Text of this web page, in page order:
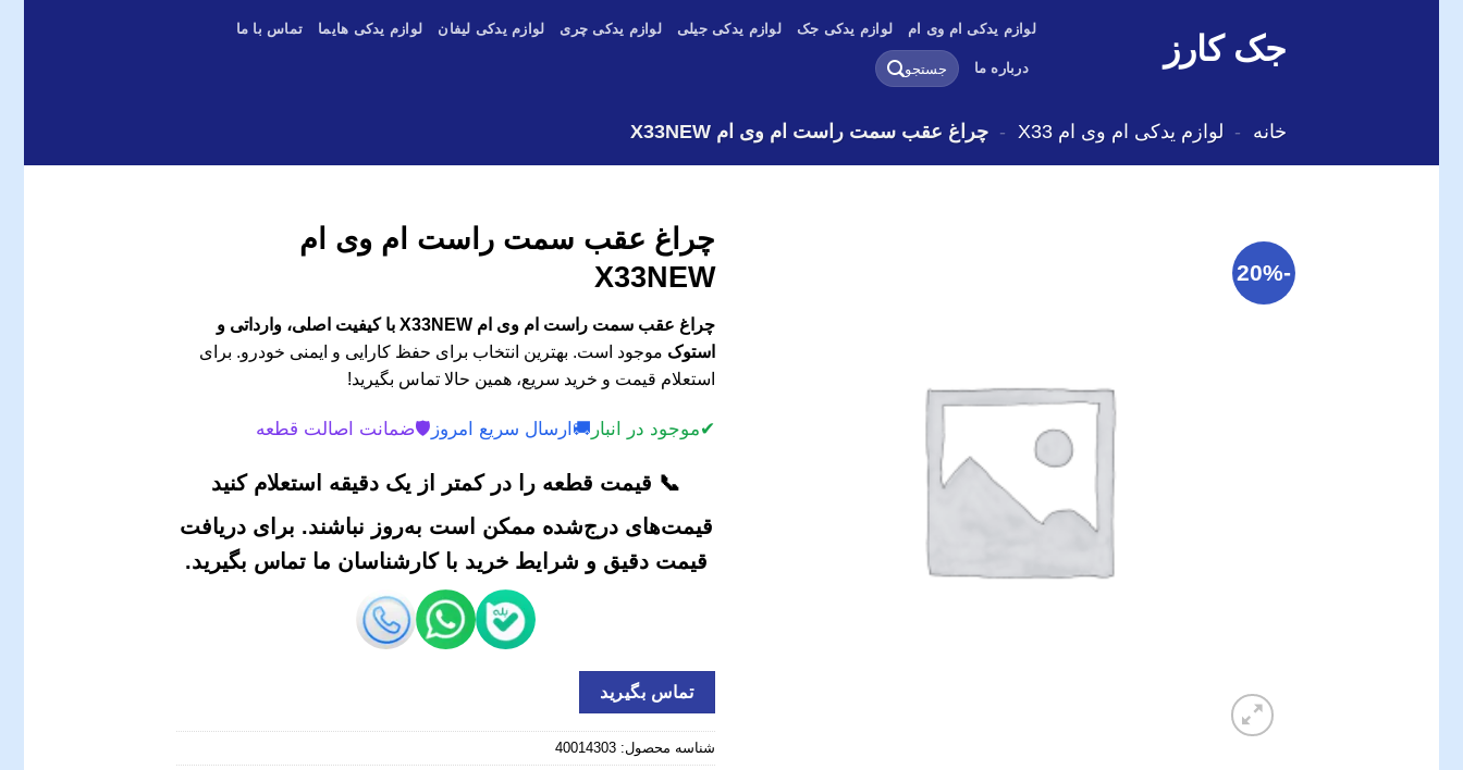
جک کارز
لوازم یدکی ام وی ام لوازم یدکی جک لوازم یدکی جیلی لوازم یدکی چری لوازم یدکی لیفان لوازم یدکی هایما تماس با ما
درباره ما
جستجو
برای:
خانه - لوازم یدکی ام وی ام X33 - چراغ عقب سمت راست ام وی ام X33NEW
-20%
چراغ عقب سمت راست ام وی ام
X33NEW
چراغ عقب سمت راست ام وی ام X33NEW با کیفیت اصلی، وارداتی و
استوک موجود است. بهترین انتخاب برای حفظ کارایی و ایمنی خودرو. برای
استعلام قیمت و خرید سریع، همین حالا تماس بگیرید!
✔موجود در انبار 🚚 ارسال سریع امروز 🛡️ضمانت اصالت قطعه
📞 قیمت قطعه را در کمتر از یک دقیقه استعلام کنید
قیمت‌های درج‌شده ممکن است به‌روز نباشند. برای دریافت
قیمت دقیق و شرایط خرید با کارشناسان ما تماس بگیرید.
تماس بگیرید
شناسه محصول: 40014303